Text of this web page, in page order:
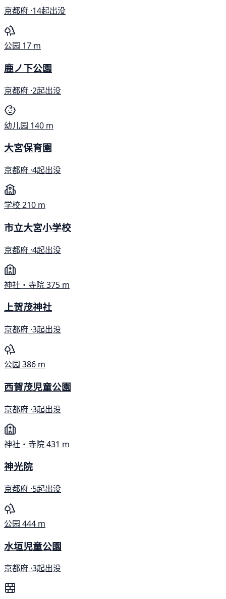
京都府 ·14起出没
公园 17 m
鹿ノ下公園
京都府 ·2起出没
幼儿园 140 m
大宮保育園
京都府 ·4起出没
学校210 m
市立大宮小学校
京都府 ·4起出没
神社・寺院375 m
上贺茂神社
京都府 ·3起出没
公园 386 m
西賀茂児童公園
京都府 ·3起出没
神社・寺院431 m
神光院
京都府 ·5起出没
公园 444 m
水垣児童公園
京都府 ·3起出没